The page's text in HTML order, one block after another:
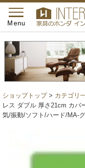
toggle
navigation
Menu
ショップトップ> カテゴリ
レス ダブル 厚さ21cm カバ
気/振動/ソフト/ハード/MA-